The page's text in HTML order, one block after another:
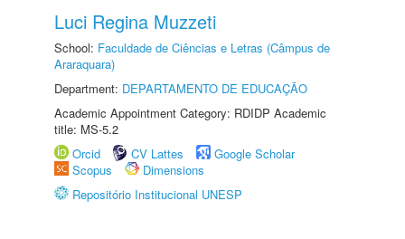
Luci Regina Muzzeti
School: Faculdade de Ciências e Letras (Câmpus de
Araraquara)
Department: DEPARTAMENTO DE EDUCAÇÃO
Academic Appointment Category: RDIDP Academic
title: MS-5.2
Orcid
CV Lattes
Google Scholar
Scopus
Dimensions
Repositório Institucional UNESP